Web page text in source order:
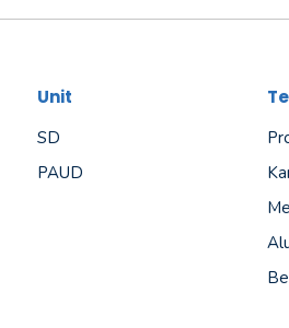
Unit
SD
PAUD